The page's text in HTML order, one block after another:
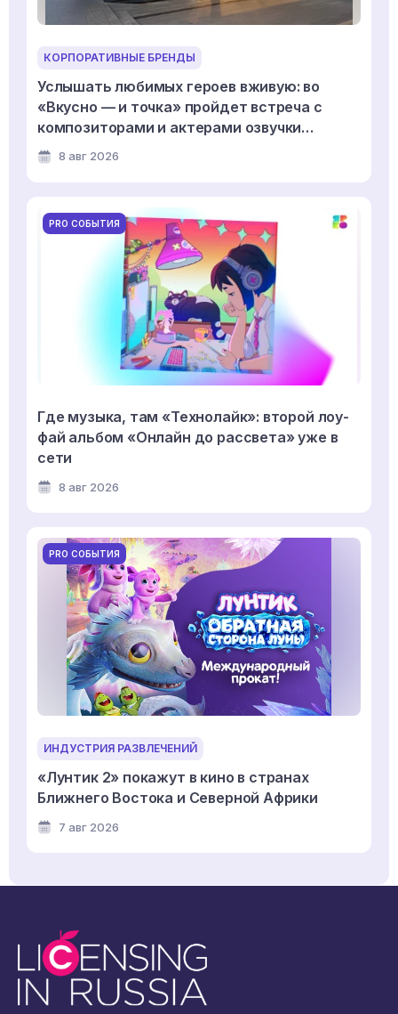
КОРПОРАТИВНЫЕ БРЕНДЫ
Услышать любимых героев вживую: во
«Вкусно — и точка» пройдет встреча с
композиторами и актерами озвучки
мультсериала «Смешарики»
8 авг 2026
PRO СОБЫТИЯ
Где музыка, там «Технолайк»: второй лоу-
фай альбом «Онлайн до рассвета» уже в
сети
8 авг 2026
PRO СОБЫТИЯ
ИНДУСТРИЯ РАЗВЛЕЧЕНИЙ
«Лунтик 2» покажут в кино в странах
Ближнего Востока и Северной Африки
7 авг 2026